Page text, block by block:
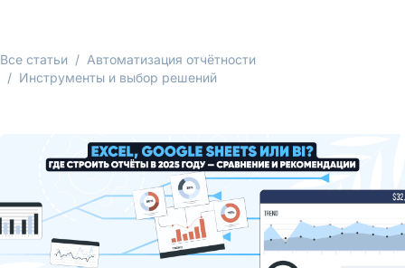
Все статьи / Автоматизация отчётности
/ Инструменты и выбор решений